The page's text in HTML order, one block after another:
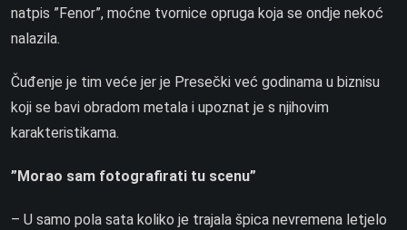
natpis ”Fenor”, moćne tvornice opruga koja se ondje nekoć
nalazila.
Čuđenje je tim veće jer je Presečki već godinama u biznisu
koji se bavi obradom metala i upoznat je s njihovim
karakteristikama.
”Morao sam fotografirati tu scenu”
– U samo pola sata koliko je trajala špica nevremena letjelo